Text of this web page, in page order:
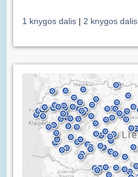
1 knygos dalis | 2 knygos dalis